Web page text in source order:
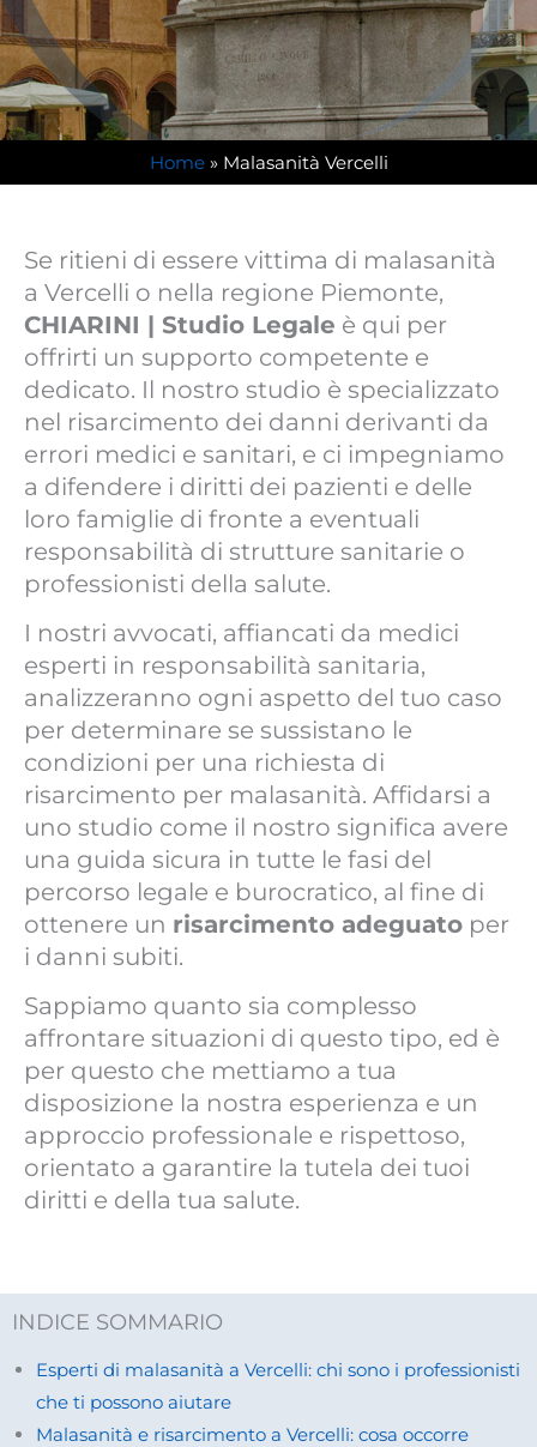
Home» Malasanità Vercelli
Se ritieni di essere vittima di malasanità
a Vercelli o nella regione Piemonte,
CHIARINI | Studio Legale è qui per
offrirti un supporto competente e
dedicato. Il nostro studio è specializzato
nel risarcimento dei danni derivanti da
errori medici e sanitari, e ci impegniamo
a difendere i diritti dei pazienti e delle
loro famiglie di fronte a eventuali
responsabilità di strutture sanitarie o
professionisti della salute.
I nostri avvocati, affiancati da medici
esperti in responsabilità sanitaria,
analizzeranno ogni aspetto del tuo caso
per determinare se sussistano le
condizioni per una richiesta di
risarcimento per malasanità. Affidarsi a
uno studio come il nostro significa avere
una guida sicura in tutte le fasi del
percorso legale e burocratico, al fine di
ottenere un risarcimento adeguato per
i danni subiti.
Sappiamo quanto sia complesso
affrontare situazioni di questo tipo, ed è
per questo che mettiamo a tua
disposizione la nostra esperienza e un
approccio professionale e rispettoso,
orientato a garantire la tutela dei tuoi
diritti e della tua salute.
INDICE SOMMARIO
Esperti di malasanità a Vercelli: chi sono i professionisti
che ti possono aiutare
Malasanità e risarcimento a Vercelli: cosa occorre